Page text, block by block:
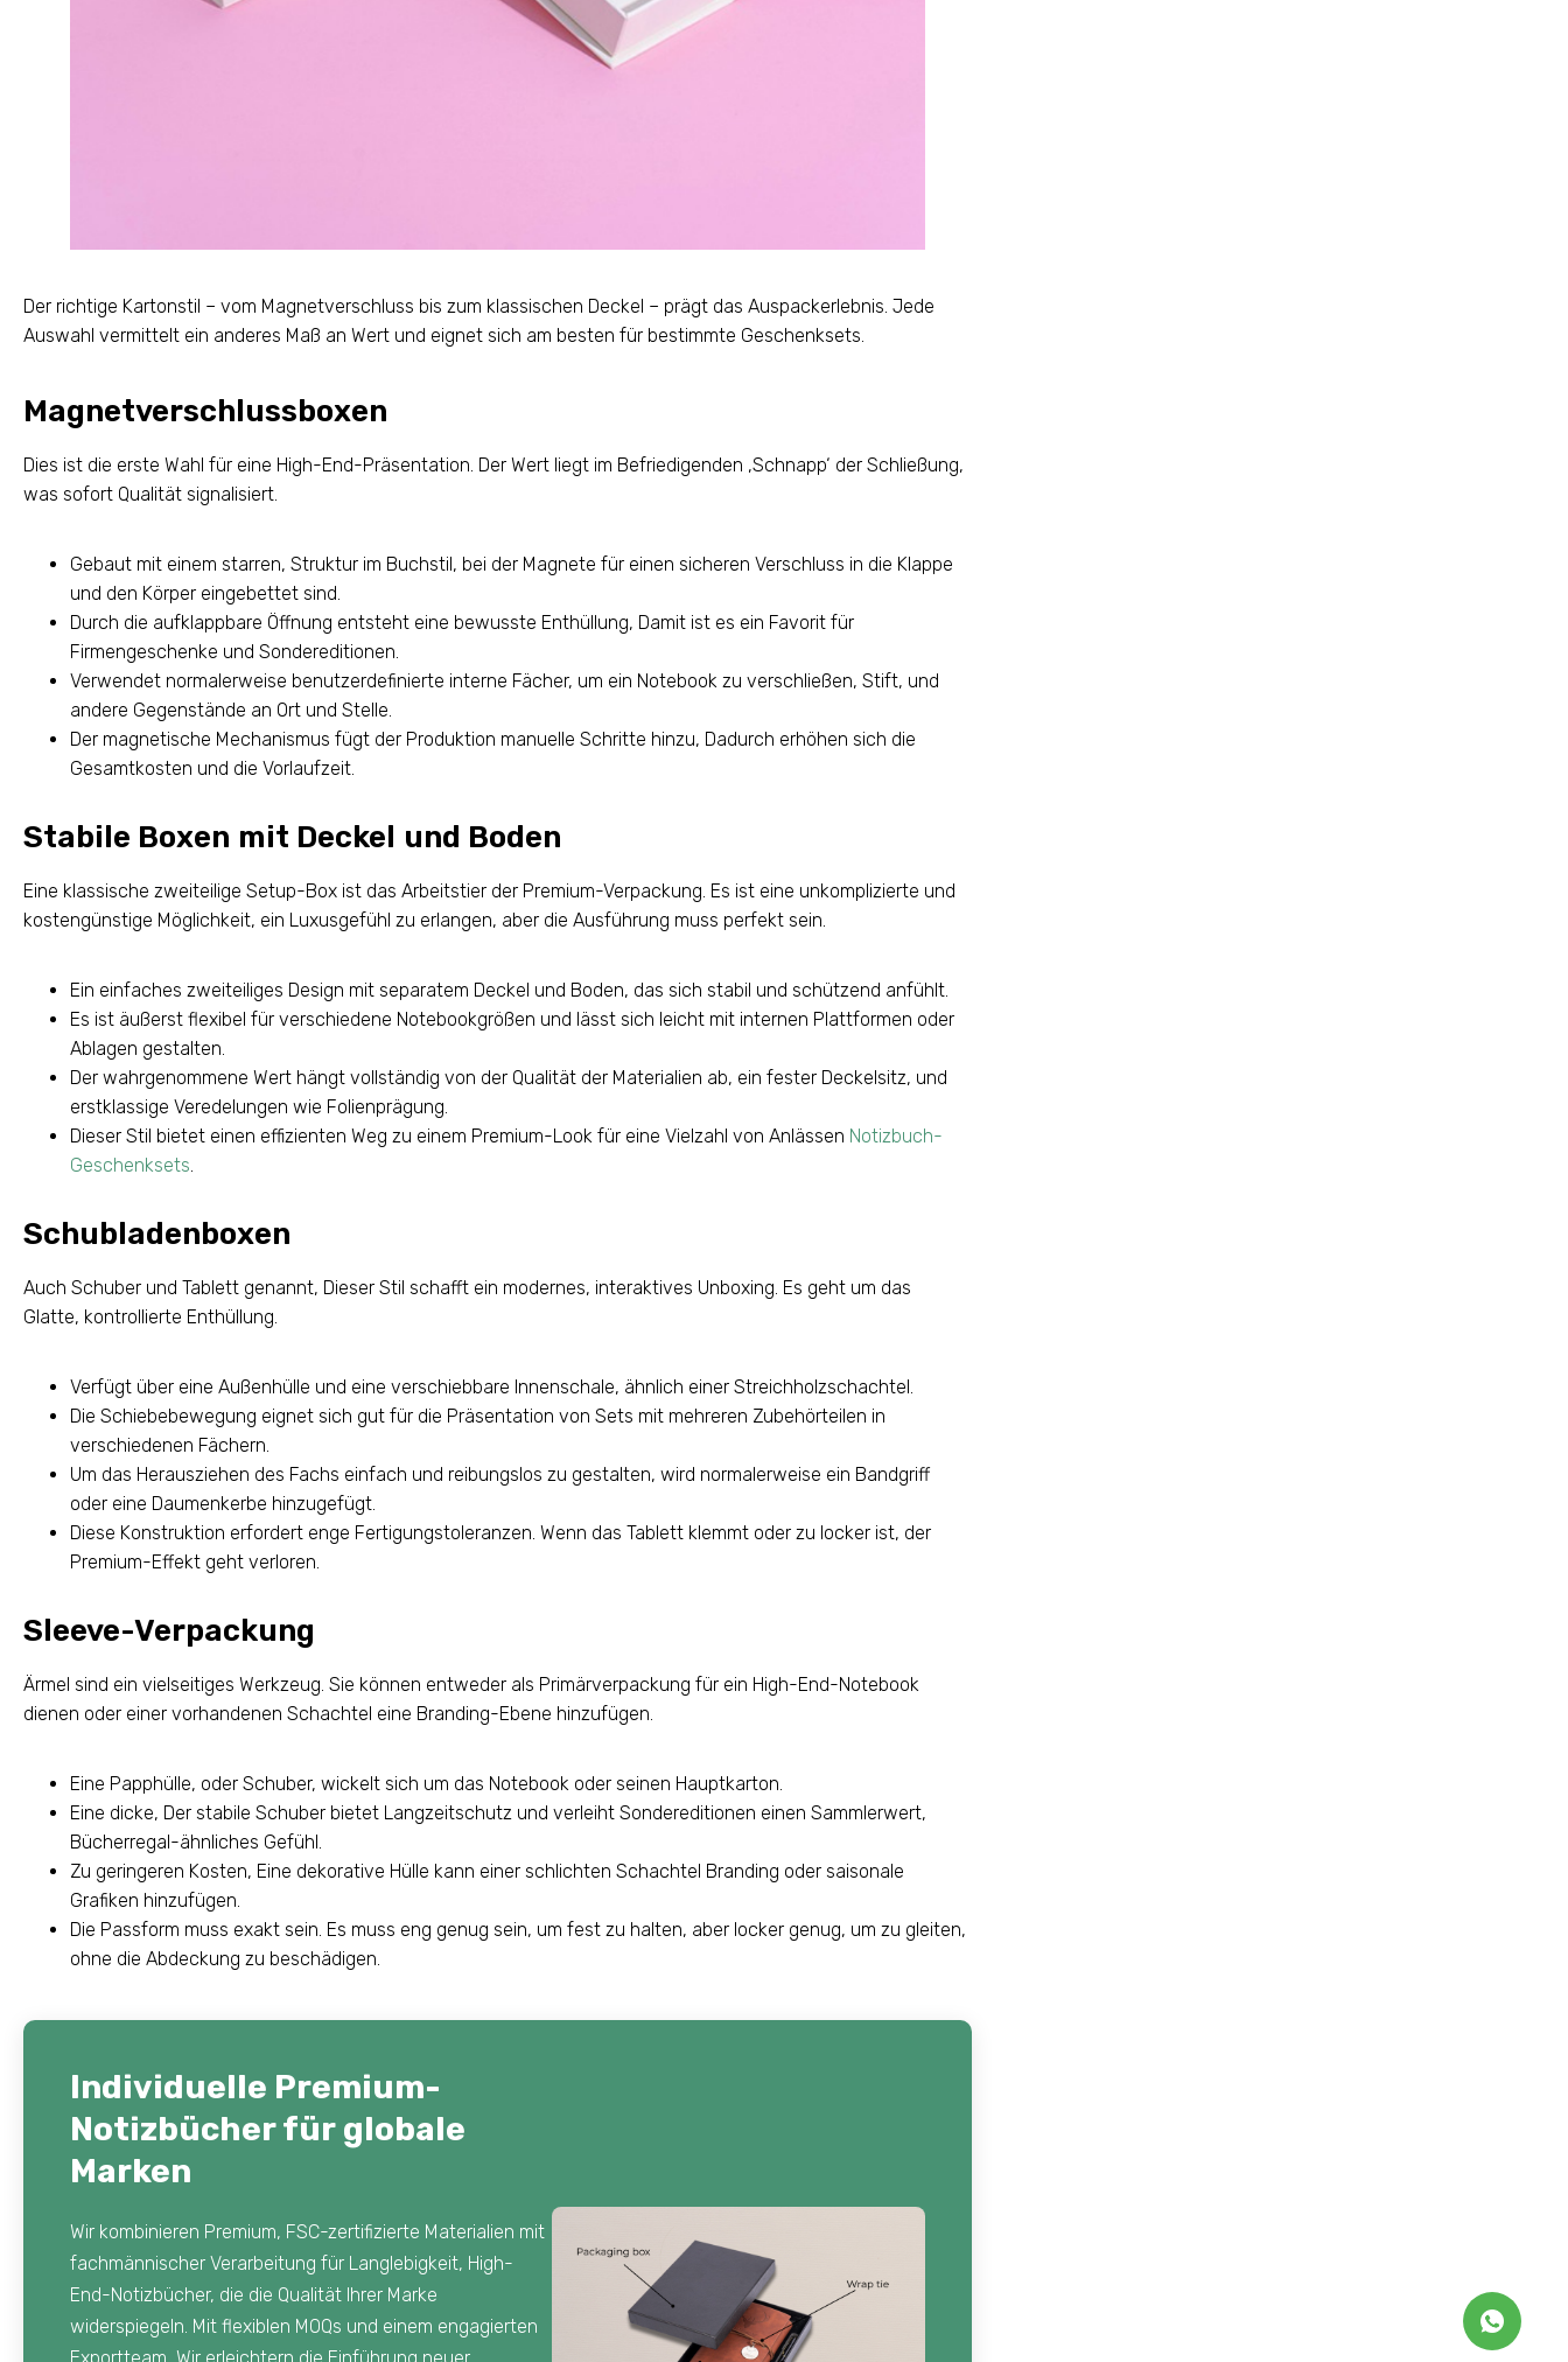
Der richtige Kartonstil – vom Magnetverschluss bis zum klassischen Deckel – prägt das Auspackerlebnis. Jede
Auswahl vermittelt ein anderes Maß an Wert und eignet sich am besten für bestimmte Geschenksets.
Magnetverschlussboxen
Dies ist die erste Wahl für eine High-End-Präsentation. Der Wert liegt im Befriedigenden ‚Schnapp‘ der Schließung,
was sofort Qualität signalisiert.
Gebaut mit einem starren, Struktur im Buchstil, bei der Magnete für einen sicheren Verschluss in die Klappe
und den Körper eingebettet sind.
Durch die aufklappbare Öffnung entsteht eine bewusste Enthüllung, Damit ist es ein Favorit für
Firmengeschenke und Sondereditionen.
Verwendet normalerweise benutzerdefinierte interne Fächer, um ein Notebook zu verschließen, Stift, und
andere Gegenstände an Ort und Stelle.
Der magnetische Mechanismus fügt der Produktion manuelle Schritte hinzu, Dadurch erhöhen sich die
Gesamtkosten und die Vorlaufzeit.
Stabile Boxen mit Deckel und Boden
Eine klassische zweiteilige Setup-Box ist das Arbeitstier der Premium-Verpackung. Es ist eine unkomplizierte und
kostengünstige Möglichkeit, ein Luxusgefühl zu erlangen, aber die Ausführung muss perfekt sein.
Ein einfaches zweiteiliges Design mit separatem Deckel und Boden, das sich stabil und schützend anfühlt.
Es ist äußerst flexibel für verschiedene Notebookgrößen und lässt sich leicht mit internen Plattformen oder
Ablagen gestalten.
Der wahrgenommene Wert hängt vollständig von der Qualität der Materialien ab, ein fester Deckelsitz, und
erstklassige Veredelungen wie Folienprägung.
Dieser Stil bietet einen effizienten Weg zu einem Premium-Look für eine Vielzahl von Anlässen Notizbuch-
Geschenksets.
Schubladenboxen
Auch Schuber und Tablett genannt, Dieser Stil schafft ein modernes, interaktives Unboxing. Es geht um das
Glatte, kontrollierte Enthüllung.
Verfügt über eine Außenhülle und eine verschiebbare Innenschale, ähnlich einer Streichholzschachtel.
Die Schiebebewegung eignet sich gut für die Präsentation von Sets mit mehreren Zubehörteilen in
verschiedenen Fächern.
Um das Herausziehen des Fachs einfach und reibungslos zu gestalten, wird normalerweise ein Bandgriff
oder eine Daumenkerbe hinzugefügt.
Diese Konstruktion erfordert enge Fertigungstoleranzen. Wenn das Tablett klemmt oder zu locker ist, der
Premium-Effekt geht verloren.
Sleeve-Verpackung
Ärmel sind ein vielseitiges Werkzeug. Sie können entweder als Primärverpackung für ein High-End-Notebook
dienen oder einer vorhandenen Schachtel eine Branding-Ebene hinzufügen.
Eine Papphülle, oder Schuber, wickelt sich um das Notebook oder seinen Hauptkarton.
Eine dicke, Der stabile Schuber bietet Langzeitschutz und verleiht Sondereditionen einen Sammlerwert,
Bücherregal-ähnliches Gefühl.
Zu geringeren Kosten, Eine dekorative Hülle kann einer schlichten Schachtel Branding oder saisonale
Grafiken hinzufügen.
Die Passform muss exakt sein. Es muss eng genug sein, um fest zu halten, aber locker genug, um zu gleiten,
ohne die Abdeckung zu beschädigen.
Individuelle Premium-
Notizbücher für globale
Marken
Wir kombinieren Premium, FSC-zertifizierte Materialien mit
fachmännischer Verarbeitung für Langlebigkeit, High-
End-Notizbücher, die die Qualität Ihrer Marke
widerspiegeln. Mit flexiblen MOQs und einem engagierten